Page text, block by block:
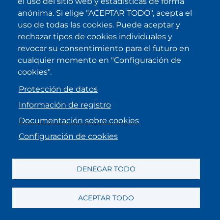
Duración:08/2018al 07/2023
Organización:Greenhouse Gas
Management Institute (GHGMI)
PEEB: Alianza de eficiencia
energética en edificios
Duración:10/2017 al12/2028
anónima. Si elige "ACEPTAR TODO", acepta el
uso de todas las cookies. Puede aceptar y
rechazar tipos de cookies individuales y
revocar su consentimiento para el futuro en
cualquier momento en "Configuración de
cookies".
Protección de datos
Información de registro
Documentación sobre cookies
Configuración de cookies
DENEGAR TODO
ACEPTAR TODO